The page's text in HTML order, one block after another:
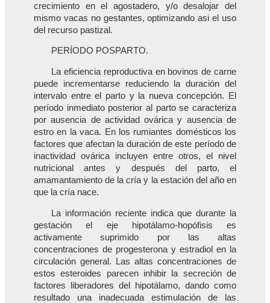
crecimiento en el agostadero, y/o desalojar del
mismo vacas no gestantes, optimizando asi el uso
del recurso pastizal.
PERÍODO POSPARTO.
La eficiencia reproductiva en bovinos de carne
puede incrementarse reduciendo la duración del
intervalo entre el parto y la nueva concepción. El
período inmediato posterior al parto se caracteriza
por ausencia de actividad ovárica y ausencia de
estro en la vaca. En los rumiantes domésticos los
factores que afectan la duración de este período de
inactividad ovárica incluyen entre otros, el nivel
nutricional antes y después del parto, el
amamantamiento de la cría y la estación del año en
que la cría nace.
La información reciente indica que durante la
gestación el eje hipotálamo-hopófisis es
activamente suprimido por las altas
concentraciones de progesterona y estradiol en la
circulación general. Las altas concentraciones de
estos esteroides parecen inhibir la secreción de
factores liberadores del hipotálamo, dando como
resultado una inadecuada estimulación de las